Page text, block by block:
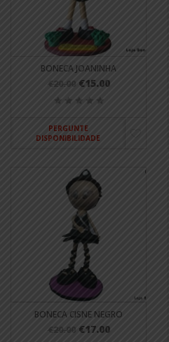
BONECA JOANINHA
€20.00 €15.00
PERGUNTE
DISPONIBILIDADE
BONECA CISNE NEGRO
€20.00 €17.00